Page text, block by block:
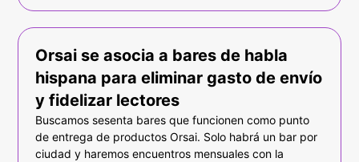
Orsai se asocia a bares de habla
hispana para eliminar gasto de envío
y fidelizar lectores
Buscamos sesenta bares que funcionen como punto
de entrega de productos Orsai. Solo habrá un bar por
ciudad y haremos encuentros mensuales con la